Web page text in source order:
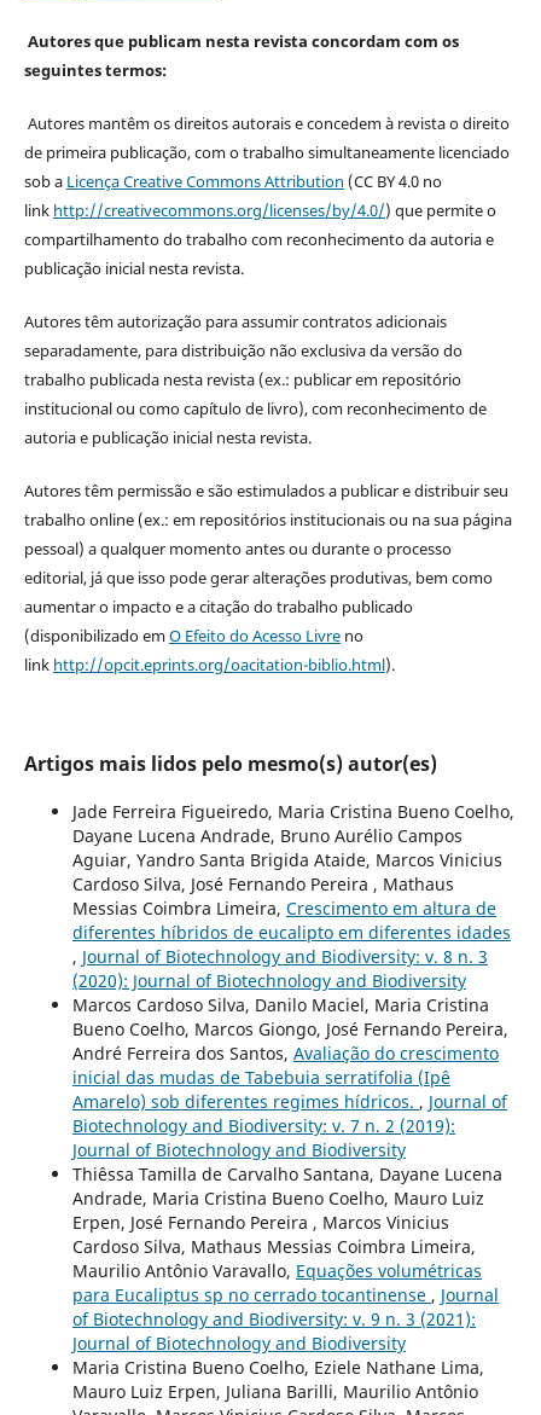
Autores que publicam nesta revista concordam com os
seguintes termos:
Autores mantêm os direitos autorais e concedem à revista o direito
de primeira publicação, com o trabalho simultaneamente licenciado
sob a Licença Creative Commons Attribution (CC BY 4.0 no
link http://creativecommons.org/licenses/by/4.0/) que permite o
compartilhamento do trabalho com reconhecimento da autoria e
publicação inicial nesta revista.
Autores têm autorização para assumir contratos adicionais
separadamente, para distribuição não exclusiva da versão do
trabalho publicada nesta revista (ex.: publicar em repositório
institucional ou como capítulo de livro), com reconhecimento de
autoria e publicação inicial nesta revista.
Autores têm permissão e são estimulados a publicar e distribuir seu
trabalho online (ex.: em repositórios institucionais ou na sua página
pessoal) a qualquer momento antes ou durante o processo
editorial, já que isso pode gerar alterações produtivas, bem como
aumentar o impacto e a citação do trabalho publicado
(disponibilizado emO Efeito do Acesso Livreno
link http://opcit.eprints.org/oacitation-biblio.html).
Artigos mais lidos pelo mesmo(s) autor(es)
Jade Ferreira Figueiredo, Maria Cristina Bueno Coelho,
Dayane Lucena Andrade, Bruno Aurélio Campos
Aguiar, Yandro Santa Brigida Ataide, Marcos Vinicius
Cardoso Silva, José Fernando Pereira , Mathaus
Messias Coimbra Limeira, Crescimento em altura de
diferentes híbridos de eucalipto em diferentes idades
, Journal of Biotechnology and Biodiversity: v. 8 n. 3
(2020): Journal of Biotechnology and Biodiversity
Marcos Cardoso Silva, Danilo Maciel, Maria Cristina
Bueno Coelho, Marcos Giongo, José Fernando Pereira,
André Ferreira dos Santos, Avaliação do crescimento
inicial das mudas de Tabebuia serratifolia (Ipê
Amarelo) sob diferentes regimes hídricos. , Journal of
Biotechnology and Biodiversity: v. 7 n. 2 (2019):
Journal of Biotechnology and Biodiversity
Thiêssa Tamilla de Carvalho Santana, Dayane Lucena
Andrade, Maria Cristina Bueno Coelho, Mauro Luiz
Erpen, José Fernando Pereira , Marcos Vinicius
Cardoso Silva, Mathaus Messias Coimbra Limeira,
Maurilio Antônio Varavallo, Equações volumétricas
para Eucaliptus sp no cerrado tocantinense , Journal
of Biotechnology and Biodiversity: v. 9 n. 3 (2021):
Journal of Biotechnology and Biodiversity
Maria Cristina Bueno Coelho, Eziele Nathane Lima,
Mauro Luiz Erpen, Juliana Barilli, Maurilio Antônio